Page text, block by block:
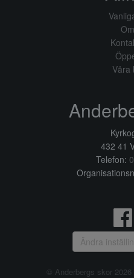
Våra
432 41
Telefon:
Ändra
© Anderbergs skor